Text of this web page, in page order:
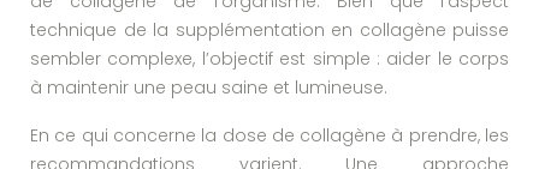
technique de la supplémentation en collagène puisse
sembler complexe, l’objectif est simple : aider le corps
à maintenir une peau saine et lumineuse.
En ce qui concerne la dose de collagène à prendre, les
recommandations varient. Une approche